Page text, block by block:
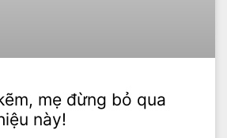
mẹ đừng bỏ qua
này!